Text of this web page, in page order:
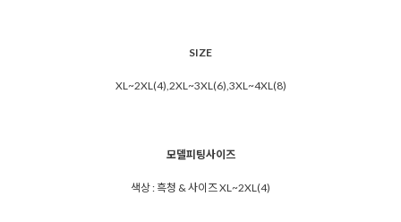
SIZE
XL~2XL(4),2XL~3XL(6),3XL~4XL(8)
모델피팅사이즈
색상 : 흑청 & 사이즈 XL~2XL(4)